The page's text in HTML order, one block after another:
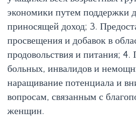
экономики путем поддержки
приносящей доход; 3.
просвещения и добавок в
продовольствия и питания; 4.
больных, инвалидов и
наращивание потенциала и
вопросам, связанным с
женщин.